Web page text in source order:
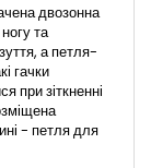
двозонна
та
а петля-
гачки
при зіткненні
- петля для